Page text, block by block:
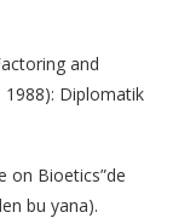
and
1988): Diplomatik
on Bioetics”de
bu yana).